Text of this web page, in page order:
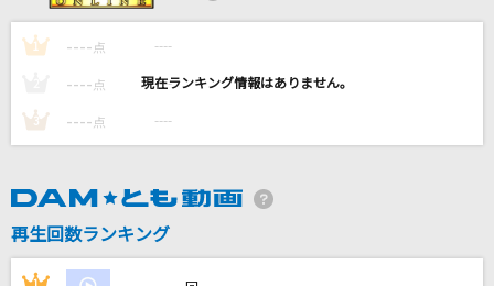
[生音]fish
[生音]Lovin' you～2nd LIVE TOUR ver.～
東方神起
fragile
Every Little Thing
1 ---- 点 ----
---- 点 ----
3 ---- 点 ----
再生回数ランキング